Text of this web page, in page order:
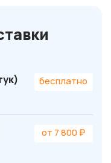
бесплатно
от 7 800 ₽